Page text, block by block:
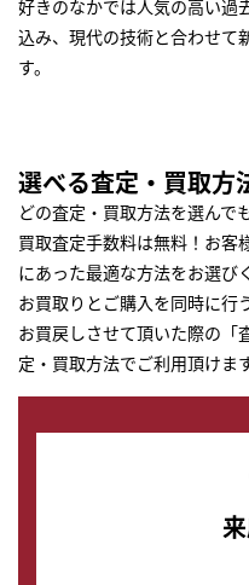
好きのなかでは人気の高い過
込み、現代の技術と合わせて
す。
選べる査定・買取方
どの査定・買取方法を選んで
買取査定手数料は無料！お客
にあった最適な方法をお選び
お買取りとご購入を同時に行
お買戻しさせて頂いた際の「
定・買取方法でご利用頂けます